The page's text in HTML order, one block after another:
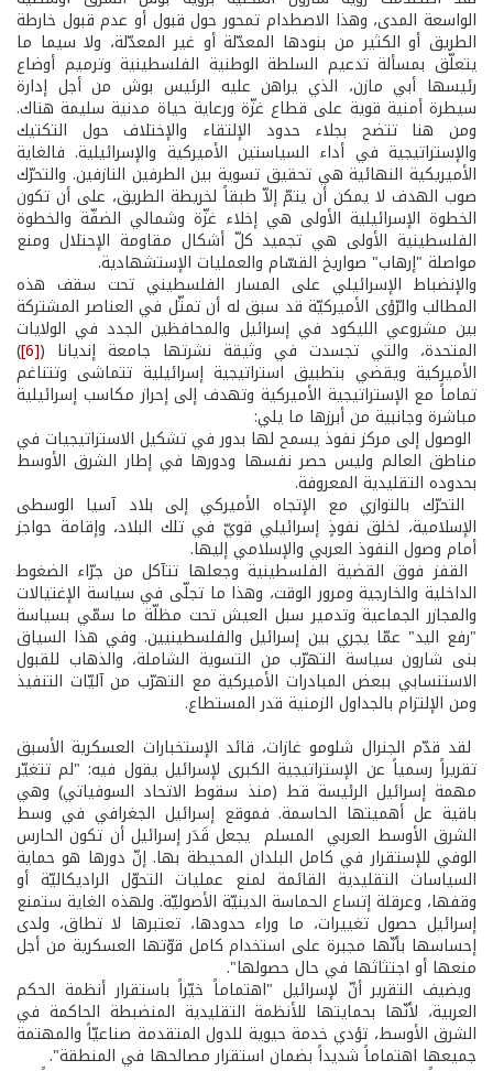
الواسعة المدى، وهذا الاصطدام تمحور حول قبول أو عدم قبول خارطة
الطريق أو الكثير من بنودها المعدّلة أو غير المعدّلة، ولا سيما ما
يتعلّق بمسألة تدعيم السلطة الوطنية الفلسطينية وترميم أوضاع
رئيسها أبي مازن، الذي يراهن عليه الرئيس بوش من أجل إدارة
سيطرة أمنية قوية على قطاع غزّة ورعاية حياة مدنية سليمة هناك.
ومن هنا تتضح بجلاء حدود الإلتقاء والإختلاف حول التكتيك
والإستراتيجية في أداء السياستين الأميركية والإسرائيلية. فالغاية
الأميريكية النهائية هي تحقيق تسوية بين الطرفين النازفين. والتحرّك
صوب الهدف لا يمكن أن يتمّ إلاّ طبقاً لخريطة الطريق، على أن تكون
الخطوة الإسرائيلية الأولى هي إخلاء غزّة وشمالي الضفّة والخطوة
الفلسطينية الأولى هي تجميد كلّ أشكال مقاومة الإحتلال ومنع
مواصلة "إرهاب" صواريخ القسّام والعمليات الإستشهادية.
والإنضباط الإسرائيلي على المسار الفلسطيني تحت سقف هذه
المطالب والرّؤى الأميركيّة قد سبق له أن تمثّل في العناصر المشتركة
بين مشروعي الليكود في إسرائيل والمحافظين الجدد في الولايات
المتحدة، والتي تجسدت في وثيقة نشرتها جامعة إنديانا ([6]
)
الأميركية ويقضي بتطبيق استراتيجية إسرائيلية تتماشى وتتناغم
تماماً مع الإستراتيجية الأميركية وتهدف إلى إحراز مكاسب إسرائيلية
مباشرة وجانبية من أبرزها ما يلي:
­ الوصول إلى مركز نفوذ يسمح لها بدور في تشكيل الاستراتيجيات في
مناطق العالم وليس حصر نفسها ودورها في إطار الشرق الأوسط
بحدوده التقليدية المعروفة.
­ التحرّك بالتوازي مع الإتجاه الأميركي إلى بلاد آسيا الوسطى
الإسلامية، لخلق نفوذٍ إسرائيلي قويّ في تلك البلاد، وإقامة حواجز
أمام وصول النفوذ العربي والإسلامي إليها.
­ القفز فوق القضية الفلسطينية وجعلها تتآكل من جرّاء الضغوط
الداخلية والخارجية ومرور الوقت، وهذا ما تجلّى في سياسة الإغتيالات
والمجازر الجماعية وتدمير سبل العيش تحت مظلّة ما سمّي بسياسة
"رفع اليد" عمّا يجري بين إسرائيل والفلسطينيين. وفي هذا السياق
بنى شارون سياسة التهرّب من التسوية الشاملة، والذهاب للقبول
الاستنسابي ببعض المبادرات الأميركية مع التهرّب من آليّات التنفيذ
ومن الإلتزام بالجداول الزمنية قدر المستطاع.
لقد قدّم الجنرال شلومو غازات، قائد الإستخبارات العسكرية الأسبق
تقريراً رسمياً عن الإستراتيجية الكبرى لإسرائيل يقول فيه: "لم تتغيّر
مهمة إسرائيل الرئيسة قط (منذ سقوط الاتحاد السوفياتي) وهي
باقية عل أهميتها الحاسمة. فموقع إسرائيل الجغرافي في وسط
الشرق الأوسط العربي ­ المسلم ­ يجعل قَدَر إسرائيل أن تكون الحارس
الوفي للإستقرار في كامل البلدان المحيطة بها. إنّ دورها هو حماية
السياسات التقليدية القائمة لمنع عمليات التحوّل الراديكاليّة أو
وقفها، وعرقلة إتساع الحماسة الدينيّة الأصوليّة. ولهذه الغاية ستمنع
إسرائيل حصول تغييرات، ما وراء حدودها، تعتبرها لا تطاق، ولدى
إحساسها بأنّها مجبرة على استخدام كامل قوّتها العسكرية من أجل
منعها أو اجتثاثها في حال حصولها".
ويضيف التقرير أنّ لإسرائيل "اهتماماً خيّراً باستقرار أنظمة الحكم
العربية، لأنّها بحمايتها للأنظمة التقليدية المنضبطة الحاكمة في
الشرق الأوسط، تؤدي خدمة حيوية للدول المتقدمة صناعيّاً والمهتمة
جميعها اهتماماً شديداً بضمان استقرار مصالحها في المنطقة".